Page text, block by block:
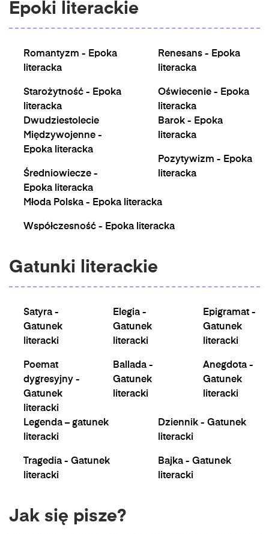
Epoki literackie
Romantyzm - Epoka
literacka
Starożytność - Epoka
literacka
Renesans - Epoka
literacka
Oświecenie - Epoka
literacka
Dwudziestolecie
Międzywojenne -
Epoka literacka
Średniowiecze -
Epoka literacka
Barok - Epoka
literacka
Pozytywizm - Epoka
literacka
Młoda Polska - Epoka literacka
Współczesność - Epoka literacka
Gatunki literackie
Satyra -
Gatunek
literacki
Poemat
dygresyjny -
Gatunek
literacki
Elegia -
Gatunek
literacki
Ballada -
Gatunek
literacki
Epigramat -
Gatunek
literacki
Anegdota -
Gatunek
literacki
Legenda – gatunek
literacki
Tragedia - Gatunek
literacki
Dziennik - Gatunek
literacki
Bajka - Gatunek
literacki
Jak się pisze?